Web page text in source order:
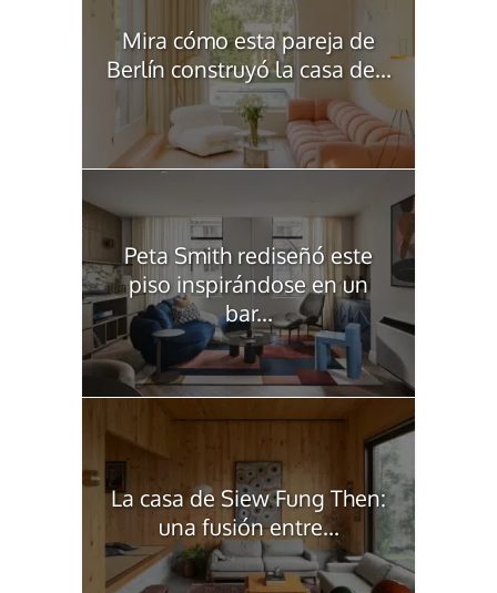
Mira cómo esta pareja de
Berlín construyó la casa de...
Peta Smith rediseñó este
piso inspirándose en un
bar...
La casa de Siew Fung Then:
una fusión entre...